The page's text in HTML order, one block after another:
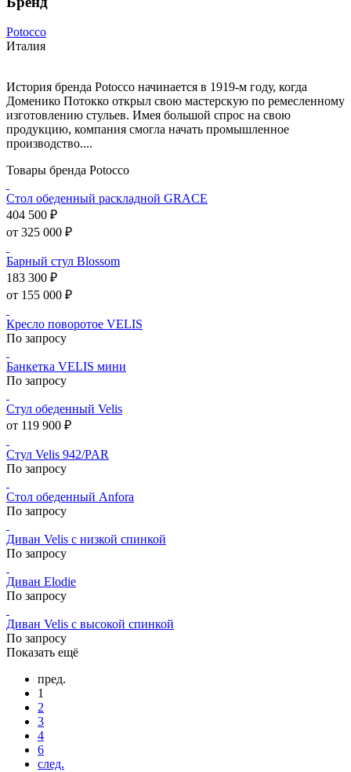
Potocco
Италия
История бренда Potocco начинается в 1919-м году, когда
Доменико Потокко открыл свою мастерскую по ремесленному
изготовлению стульев. Имея большой спрос на свою
продукцию, компания смогла начать промышленное
производство....
Товары бренда Potocco
Стол обеденный раскладной GRACE
404 500 ₽
от 325 000 ₽
Барный стул Blossom
183 300 ₽
от 155 000 ₽
Кресло поворотое VELIS
По запросу
Банкетка VELIS мини
По запросу
Стул обеденный Velis
от 119 900 ₽
Стул Velis 942/PAR
По запросу
Стол обеденный Anfora
По запросу
Диван Velis с низкой спинкой
По запросу
Диван Elodie
По запросу
Диван Velis с высокой спинкой
По запросу
Показать ещё
пред.
1
2
3
4
6
след.